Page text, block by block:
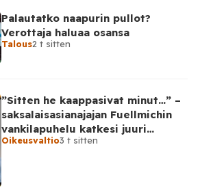
Palautatko naapurin pullot?
Verottaja haluaa osansa
Talous2 t sitten
”Sitten he kaappasivat minut…” –
saksalaisasianajajan Fuellmichin
vankilapuhelu katkesi juuri
kriittisellä hetkellä
Oikeusvaltio3 t sitten